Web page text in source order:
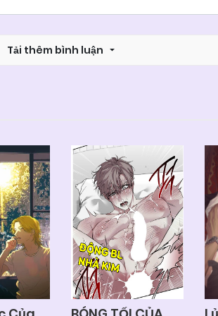
Chapter 14
Chapter 11 05/06/2025
Chapter 9 05/06/2025
Chapter 7 05/06/2025
Chapter 5 05/06/2025
Tải thêm bình luận